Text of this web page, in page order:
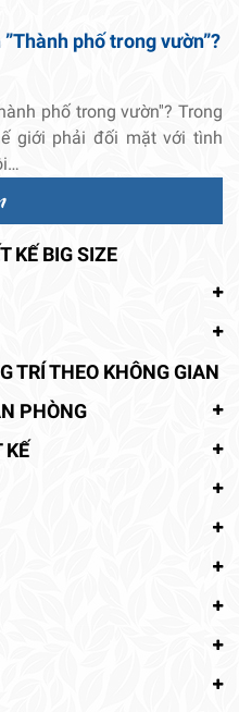
phố trong vườn”?
phố trong vườn''? Trong
giới phải đối mặt với tình
KẾ BIG SIZE
TRÍ THEO KHÔNG GIAN
PHÒNG
KẾ